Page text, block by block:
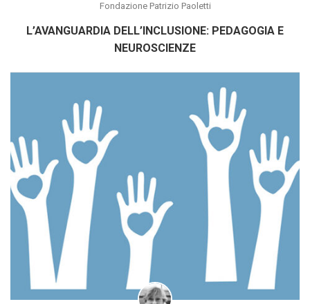
Fondazione Patrizio Paoletti
L’AVANGUARDIA DELL’INCLUSIONE: PEDAGOGIA E
NEUROSCIENZE